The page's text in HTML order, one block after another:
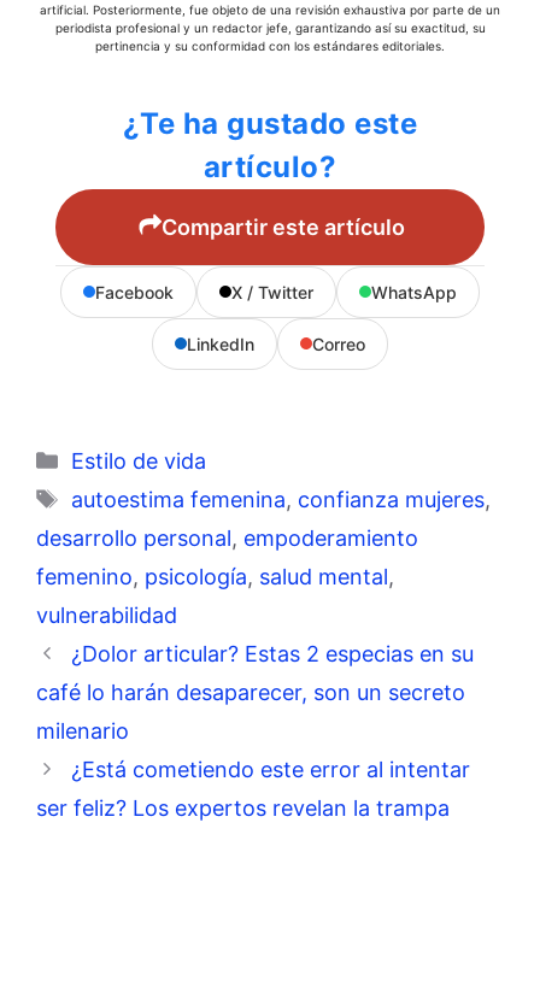
artificial. Posteriormente, fue objeto de una revisión exhaustiva por parte de un
periodista profesional y un redactor jefe, garantizando así su exactitud, su
pertinencia y su conformidad con los estándares editoriales.
¿Te ha gustado este
artículo?
Compartir este artículo
Facebook X / Twitter WhatsApp
LinkedIn Correo
Categorías
Estilo de vida
Etiquetas
autoestima femenina, confianza mujeres,
desarrollo personal, empoderamiento
femenino, psicología, salud mental,
vulnerabilidad
¿Dolor articular? Estas 2 especias en su
café lo harán desaparecer, son un secreto
milenario
¿Está cometiendo este error al intentar
ser feliz? Los expertos revelan la trampa